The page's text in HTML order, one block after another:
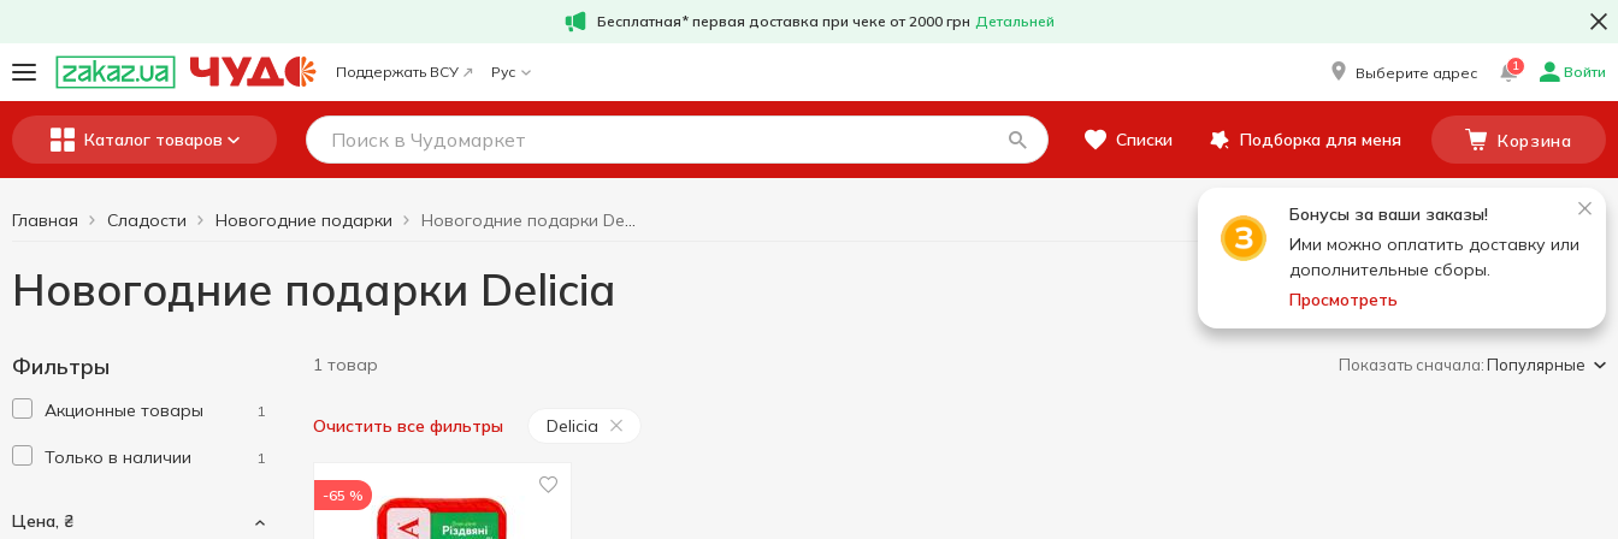
Бесплатная* первая доставка при чеке от 2000 грн Детальней
Поддержать ВСУ Рус Выберите адрес 1 Войти
Каталог товаров Списки Подборка для меня Корзина
Бонусы за ваши заказы!
Ими можно оплатить доставку или
дополнительные сборы.
Просмотреть
Главная Сладости Новогодние подарки Новогодние подарки Delicia
Новогодние подарки Delicia
Фильтры
Акционные товары 1
Только в наличии 1
Цена, ₴
1 товар Показать сначала:Популярные
Очистить все фильтры Delicia
-65 %